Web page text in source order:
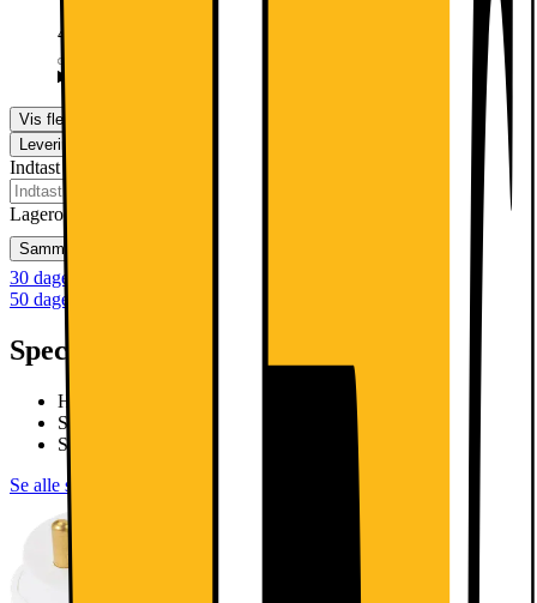
449.-
Vis flere muligheder
Levering
Indtast postnummer for at se, om produktet kan leveres i dit område.
Lageroprydning. Gælder så længe lager haves
Sammenlign
30 dages returret
50 dages returret som klubmedlem
Specifikationer
H: 81,5 cm, B: 59,8 cm, D: 57,3 cm
Støj: 44dB / Kuvertantal: 13
Støjniveau: 44 dB
Se alle specifikationer